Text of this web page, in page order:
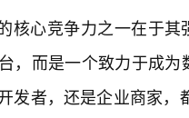
核心竞争力之一在于
，而是一个致力于成
发者，还是企业商家